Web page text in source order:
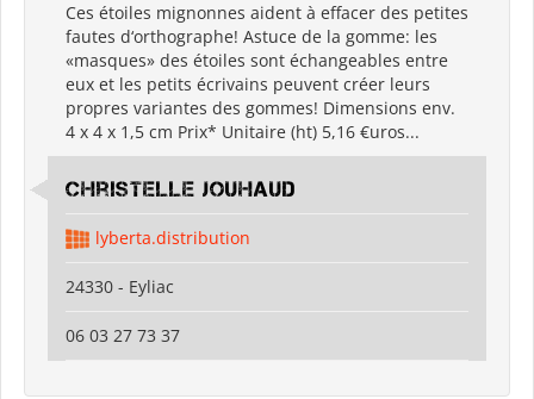
Ces étoiles mignonnes aident à effacer des petites
fautes d‘orthographe! Astuce de la gomme: les
«masques» des étoiles sont échangeables entre
eux et les petits écrivains peuvent créer leurs
propres variantes des gommes! Dimensions env.
4 x 4 x 1,5 cm Prix* Unitaire (ht) 5,16 €uros...
Christelle Jouhaud
lyberta.distribution
24330 - Eyliac
06 03 27 73 37